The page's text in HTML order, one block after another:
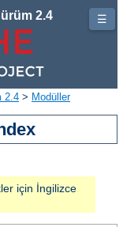
2.4
2.4 > Modüller
için İngilizce
☰